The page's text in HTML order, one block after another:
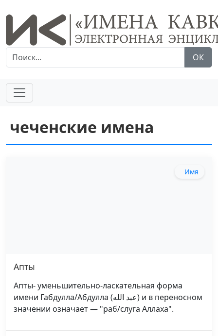
ОК
чеченские имена
Имя
Апты
Апты- уменьшительно-ласкательная форма
имени Габдулла/Абдулла (عبد الله) и в переносном
значении означает — "раб/слуга Аллаха".